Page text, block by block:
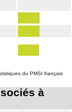
du PMSI français
à